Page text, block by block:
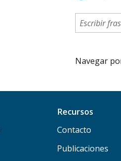
Navegar
Recursos
Contacto
Publicaciones